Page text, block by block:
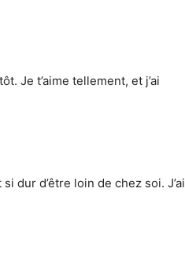
Je t’aime tellement, et j’ai
dur d’être loin de chez soi. J’ai